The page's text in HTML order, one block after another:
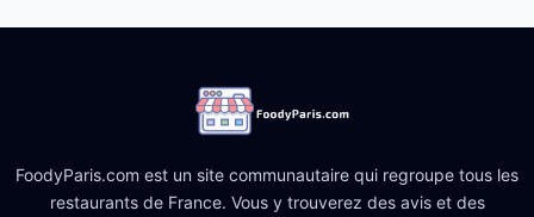
FoodyParis.com est un site communautaire qui regroupe tous les
restaurants de France. Vous y trouverez des avis et des